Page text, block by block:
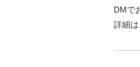
DMで
詳細